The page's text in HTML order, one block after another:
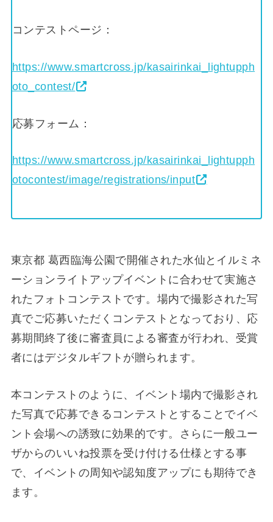
コンテストページ：
https://www.smartcross.jp/kasairinkai_lightupph
oto_contest/
応募フォーム：
https://www.smartcross.jp/kasairinkai_lightupph
otocontest/image/registrations/input
東京都 葛西臨海公園で開催された水仙とイルミネ
ーションライトアップイベントに合わせて実施さ
れたフォトコンテストです。場内で撮影された写
真でご応募いただくコンテストとなっており、応
募期間終了後に審査員による審査が行われ、受賞
者にはデジタルギフトが贈られます。
本コンテストのように、イベント場内で撮影され
た写真で応募できるコンテストとすることでイベ
ント会場への誘致に効果的です。さらに一般ユー
ザからのいいね投票を受け付ける仕様とする事
で、イベントの周知や認知度アップにも期待でき
ます。